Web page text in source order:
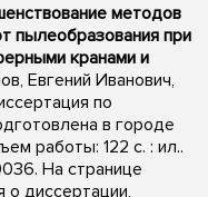
методов
пылеобразования при
кранами и
Евгений Иванович,
по
в городе
работы: 122 с. : ил..
На странице
о диссертации,